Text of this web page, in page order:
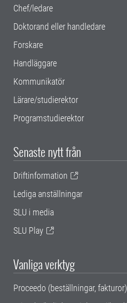
Chef/ledare
Doktorand eller handledare
Forskare
Handläggare
Kommunikatör
Lärare/studierektor
Programstudierektor
Senaste nytt från
Driftinformation
Lediga anställningar
SLU i media
SLU Play
Vanliga verktyg
Proceedo (beställningar, fakturor)